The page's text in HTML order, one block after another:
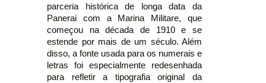
parceria histórica de longa data da
Panerai com a Marina Militare, que
começou na década de 1910 e se
estende por mais de um século. Além
disso, a fonte usada para os numerais e
letras foi especialmente redesenhada
para refletir a tipografia original da